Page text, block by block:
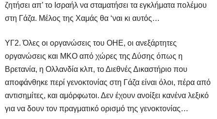
ζητήσει απ’ το Ισραήλ να σταματήσει τα εγκλήματα πολέμου
στη Γάζα. Μέλος της Χαμάς θα ‘ναι κι αυτός…
ΥΓ2. Όλες οι οργανώσεις του ΟΗΕ, οι ανεξάρτητες
οργανώσεις και ΜΚΟ από χώρες της Δύσης όπως η
Βρετανία, η Ολλανδία κλπ, το Διεθνές Δικαστήριο που
αποφάνθηκε περί γενοκτονίας στη Γάζα είναι όλοι, πέρα από
αντισημίτες, και αμόρφωτοι. Δεν έχουν ανοίξει κανένα λεξικό
για να δουν τον πραγματικό ορισμό της γενοκτονίας…